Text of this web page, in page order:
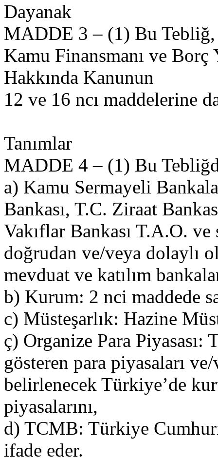
Dayanak
MADDE 3 – (1) Bu Tebliğ,
Kamu Finansmanı ve
Hakkında Kanunun
12 ve 16 ncı maddelerine
Tanımlar
MADDE 4 – (1) Bu
a) Kamu Sermayeli
Bankası, T.C. Ziraat
Vakıflar Bankası T.A.O. ve
doğrudan ve/veya dolaylı
mevduat ve katılım
b) Kurum: 2 nci maddede
c) Müsteşarlık: Hazine
ç) Organize Para Piyasası:
gösteren para piyasaları
belirlenecek Türkiye’de
piyasalarını,
d) TCMB: Türkiye
ifade eder.